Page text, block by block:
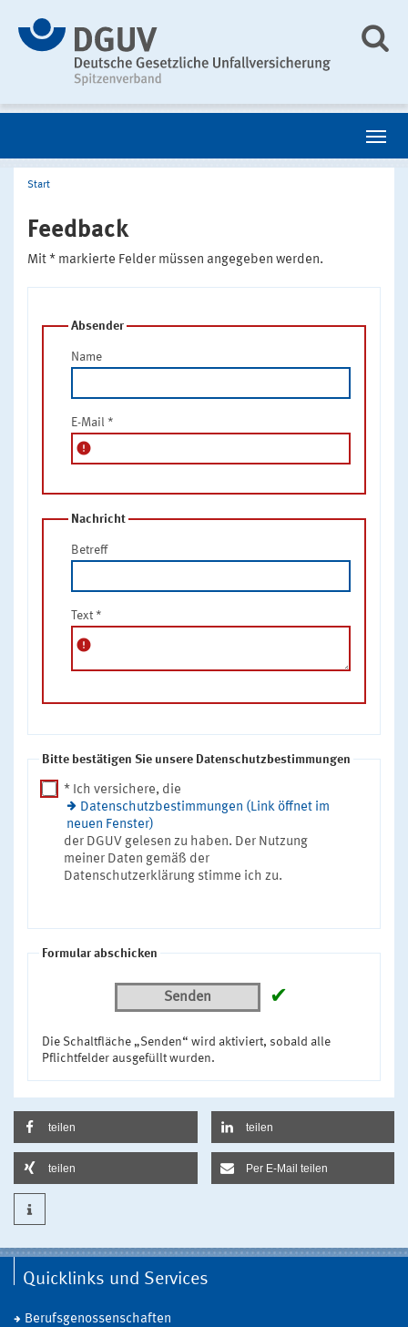
Start
Feedback
Mit * markierte Felder müssen angegeben werden.
Absender
Name
E-Mail *
error
Nachricht
Betreff
Text *
error
Bitte bestätigen Sie unsere Datenschutzbestimmungen
* Ich versichere, die
Datenschutzbestimmungen (Link öffnet im
neuen Fenster)
der DGUV gelesen zu haben. Der Nutzung
meiner Daten gemäß der
Datenschutzerklärung stimme ich zu.
Formular abschicken
Senden ✔
Die Schaltfläche „Senden“ wird aktiviert, sobald alle
Pflichtfelder ausgefüllt wurden.
teilen teilen
teilen Per E-Mail teilen
Quicklinks und Services
Berufsgenossenschaften